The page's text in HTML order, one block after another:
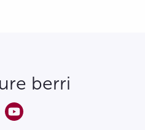
berri